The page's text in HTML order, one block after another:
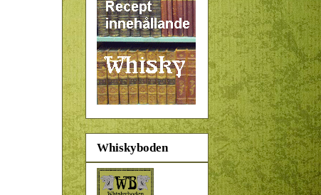
Whiskyboden